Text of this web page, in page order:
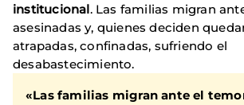
institucional. Las familias migran
asesinadas y, quienes deciden
atrapadas, confinadas, sufriendo el
desabastecimiento.
«Las familias migran ante el